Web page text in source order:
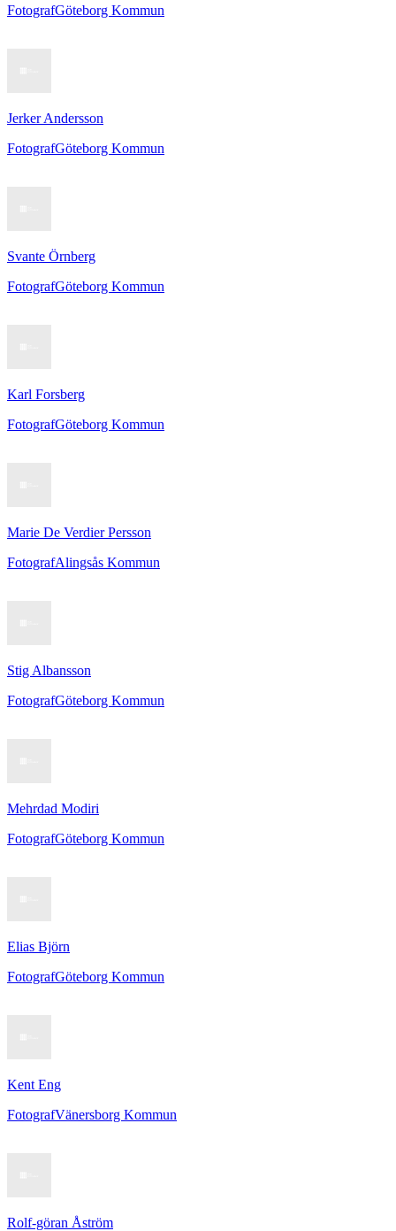
FotografGöteborg Kommun
Jerker Andersson
FotografGöteborg Kommun
Svante Örnberg
FotografGöteborg Kommun
Karl Forsberg
FotografGöteborg Kommun
Marie De Verdier Persson
FotografAlingsås Kommun
Stig Albansson
FotografGöteborg Kommun
Mehrdad Modiri
FotografGöteborg Kommun
Elias Björn
FotografGöteborg Kommun
Kent Eng
FotografVänersborg Kommun
Rolf-göran Åström